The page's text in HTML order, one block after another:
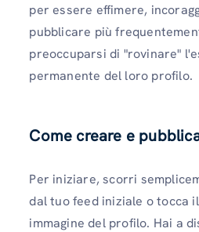
per essere effimere,
pubblicare più
preoccuparsi di "rovinare"
permanente del loro profilo.
Come creare e
Per iniziare, scorri
dal tuo feed iniziale o tocca il
immagine del profilo. Hai a